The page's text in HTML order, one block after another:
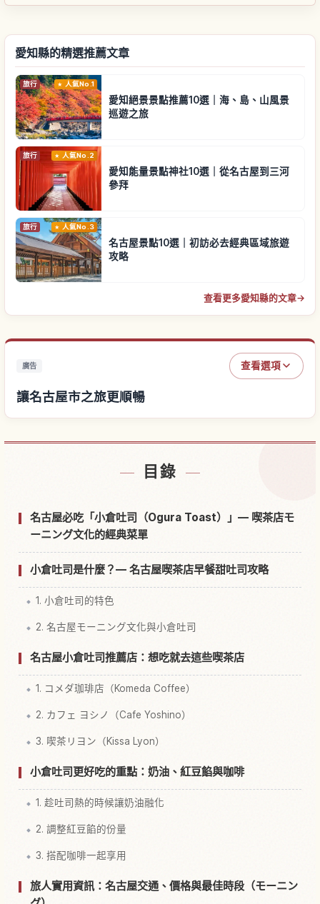
愛知縣的精選推薦文章
旅行 人氣No.1
愛知絕景景點推薦10選｜海、島、山風景
巡遊之旅
旅行 人氣No.2
愛知能量景點神社10選｜從名古屋到三河
參拜
旅行 人氣No.3
名古屋景點10選｜初訪必去經典區域旅遊
攻略
查看更多愛知縣的文章→
廣告 查看選項
讓名古屋市之旅更順暢
目錄
名古屋必吃「小倉吐司（Ogura Toast）」— 喫茶店モ
ーニング文化的經典菜單
小倉吐司是什麼？— 名古屋喫茶店早餐甜吐司攻略
1. 小倉吐司的特色
2. 名古屋モーニング文化與小倉吐司
名古屋小倉吐司推薦店：想吃就去這些喫茶店
1. コメダ珈琲店（Komeda Coffee）
2. カフェ ヨシノ（Cafe Yoshino）
3. 喫茶リヨン（Kissa Lyon）
小倉吐司更好吃的重點：奶油、紅豆餡與咖啡
1. 趁吐司熱的時候讓奶油融化
2. 調整紅豆餡的份量
3. 搭配咖啡一起享用
旅人實用資訊：名古屋交通、價格與最佳時段（モーニン